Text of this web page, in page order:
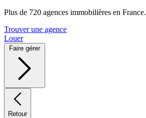
Plus de 720 agences immobilières en France.
Trouver une agence
Louer
Faire gérer
Retour